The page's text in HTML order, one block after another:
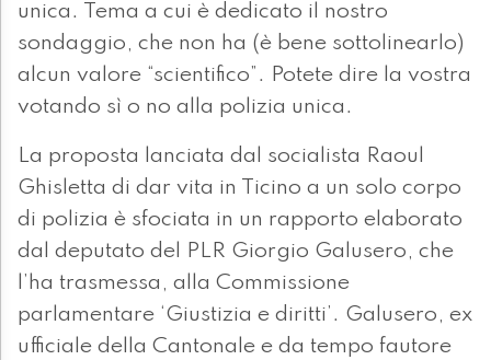
unica. Tema a cui è dedicato il nostro
sondaggio, che non ha (è bene sottolinearlo)
alcun valore “scientifico”. Potete dire la vostra
votando sì o no alla polizia unica.
La proposta lanciata dal socialista Raoul
Ghisletta di dar vita in Ticino a un solo corpo
di polizia è sfociata in un rapporto elaborato
dal deputato del PLR Giorgio Galusero, che
l’ha trasmessa, alla Commissione
parlamentare ‘Giustizia e diritti’. Galusero, ex
ufficiale della Cantonale e da tempo fautore